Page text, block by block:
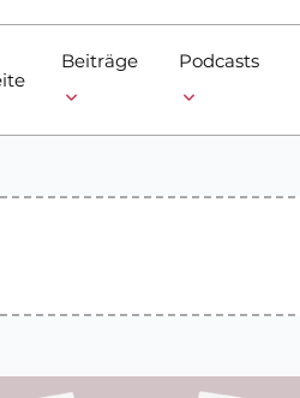
Beiträge
Podcasts